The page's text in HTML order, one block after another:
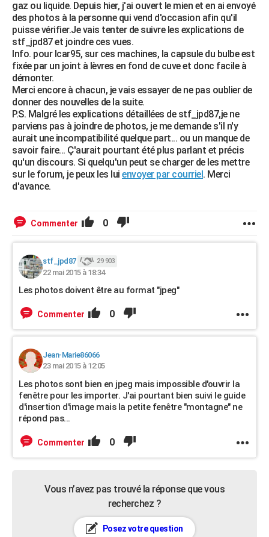
gaz ou liquide. Depuis hier, j'ai ouvert le mien et en ai envoyé
des photos à la personne qui vend d'occasion afin qu'il
puisse vérifier.Je vais tenter de suivre les explications de
stf_jpd87 et joindre ces vues.
Info. pour Icar95, sur ces machines, la capsule du bulbe est
fixée par un joint à lèvres en fond de cuve et donc facile à
démonter.
Merci encore à chacun, je vais essayer de ne pas oublier de
donner des nouvelles de la suite.
P.S. Malgré les explications détaillées de stf_jpd87,je ne
parviens pas à joindre de photos, je me demande s'il n'y
aurait une incompatibilité quelque part... ou un manque de
savoir faire... Ç'aurait pourtant été plus parlant et précis
qu'un discours. Si quelqu'un peut se charger de les mettre
sur le forum, je peux les lui envoyer par courriel. Merci
d'avance.
Commenter 0
stf_jpd87 29 903
22 mai 2015 à 18:34
Les photos doivent être au format "jpeg"
Commenter 0
Jean-Marie86066
23 mai 2015 à 12:05
Les photos sont bien en jpeg mais impossible d'ouvrir la
fenêtre pour les importer. J'ai pourtant bien suivi le guide
d'insertion d'image mais la petite fenêtre "montagne" ne
répond pas...
Commenter 0
Vous n’avez pas trouvé la réponse que vous
recherchez ?
Posez votre question